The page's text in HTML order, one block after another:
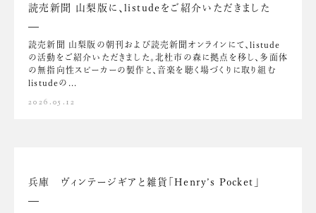
読売新聞 山梨版に、listudeをご紹介いただきました
読売新聞 山梨版の朝刊および読売新聞オンラインにて、listude
の活動をご紹介いただきました。北杜市の森に拠点を移し、多面体
の無指向性スピーカーの製作と、音楽を聴く場づくりに取り組む
listudeの...
2026.05.12
兵庫 ヴィンテージギアと雑貨「Henry’s Pocket」